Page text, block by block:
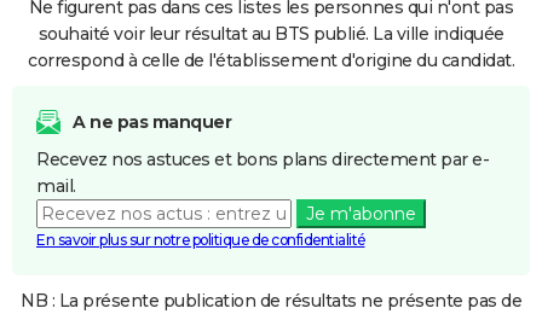
Ne figurent pas dans ces listes les personnes qui n'ont pas
souhaité voir leur résultat au BTS publié. La ville indiquée
correspond à celle de l'établissement d'origine du candidat.
A ne pas manquer
Recevez nos astuces et bons plans directement par e-
mail.
Je m'abonne
En savoir plus sur notre politique de confidentialité
NB : La présente publication de résultats ne présente pas de